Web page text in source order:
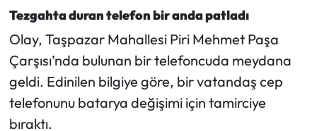
Tezgahta duran telefon bir anda patladı
Olay, Taşpazar Mahallesi Piri Mehmet Paşa
Çarşısı’nda bulunan bir telefoncuda meydana
geldi. Edinilen bilgiye göre, bir vatandaş cep
telefonunu batarya değişimi için tamirciye
bıraktı.
Otomotiv
Resmi İlan